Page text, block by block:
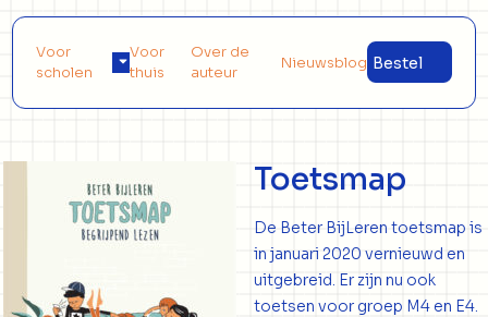
Voor
scholen
Voor
thuis
Over de
auteur
Nieuwsblog Bestel
Toetsmap
De Beter BijLeren toetsmap is
in januari 2020 vernieuwd en
uitgebreid. Er zijn nu ook
toetsen voor groep M4 en E4.